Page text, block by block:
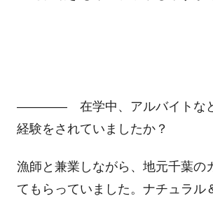
―――― 在学中、アルバイトな
経験をされていましたか？
漁師と兼業しながら、地元千葉の
てもらっていました。ナチュラル